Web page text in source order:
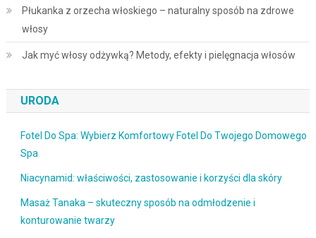
Płukanka z orzecha włoskiego – naturalny sposób na zdrowe
włosy
Jak myć włosy odżywką? Metody, efekty i pielęgnacja włosów
URODA
Fotel Do Spa: Wybierz Komfortowy Fotel Do Twojego Domowego
Spa
Niacynamid: właściwości, zastosowanie i korzyści dla skóry
Masaż Tanaka – skuteczny sposób na odmłodzenie i
konturowanie twarzy